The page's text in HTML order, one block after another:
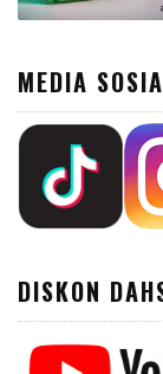
MEDIA
DISKON